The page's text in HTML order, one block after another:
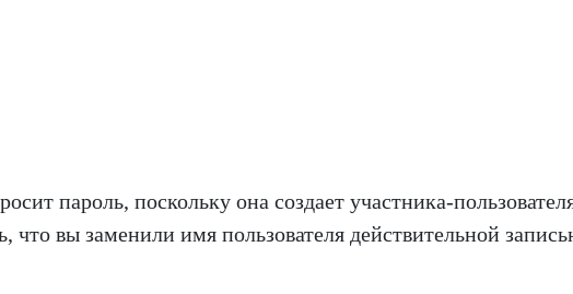
пароль, поскольку она создает участника-
что вы заменили имя пользователя действительной